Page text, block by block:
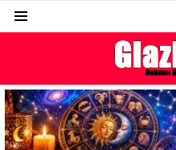
ОСТАННІ
СТАТТІ